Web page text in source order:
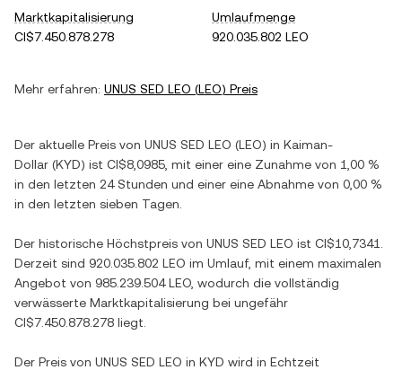
Marktkapitalisierung
CI$7.450.878.278
Umlaufmenge
920.035.802 LEO
Mehr erfahren: UNUS SED LEO (LEO) Preis
Der aktuelle Preis von UNUS SED LEO (LEO) in Kaiman-
Dollar (KYD) ist CI$8,0985 , mit einer eine Zunahme von 1,00 %
in den letzten 24 Stunden und einer eine Abnahme von 0,00 %
in den letzten sieben Tagen.
Der historische Höchstpreis von UNUS SED LEO ist CI$10,7341
Derzeit sind 920.035.802 LEO im Umlauf, mit einem maximalen
Angebot von 985.239.504 LEO , wodurch die vollständig
verwässerte Marktkapitalisierung bei ungefähr
CI$7.450.878.278 liegt.
Der Preis von UNUS SED LEO in KYD wird in Echtzeit